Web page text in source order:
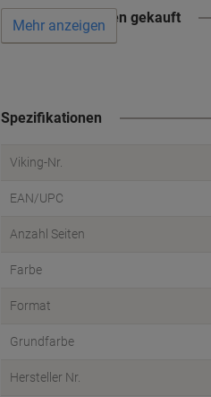
Wird oft zusammen gekauft
Mehr anzeigen
Spezifikationen
Viking-Nr.
EAN/UPC
Anzahl Seiten
Farbe
Format
Grundfarbe
Hersteller Nr.